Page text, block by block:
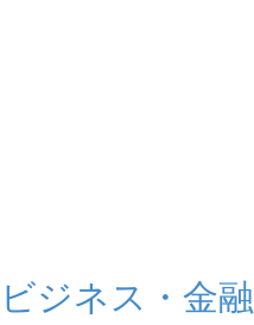
ビジネス・金融